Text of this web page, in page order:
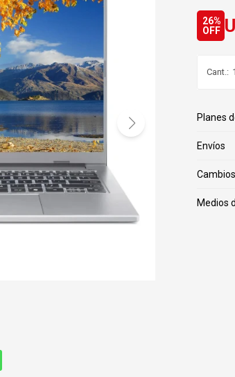
26
1
Planes
Envíos
Medios